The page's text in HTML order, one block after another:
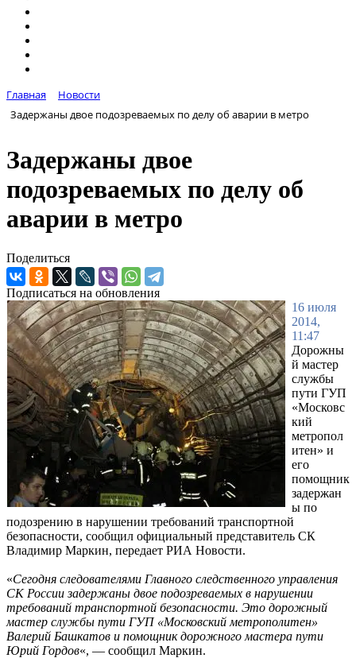
Главная
Новости
Задержаны двое подозреваемых по делу об аварии в метро
Задержаны двое
подозреваемых по делу об
аварии в метро
Поделиться
Подписаться на обновления
16 июля
2014,
11:47
Дорожны
й мастер
службы
пути ГУП
«Московс
кий
метропол
итен» и
его
помощник
задержан
ы по
подозрению в нарушении требований транспортной
безопасности, сообщил официальный представитель СК
Владимир Маркин, передает РИА Новости.
«Сегодня следователями Главного следственного управления
СК России задержаны двое подозреваемых в нарушении
требований транспортной безопасности. Это дорожный
мастер службы пути ГУП «Московский метрополитен»
Валерий Башкатов и помощник дорожного мастера пути
Юрий Гордов«, — сообщил Маркин.